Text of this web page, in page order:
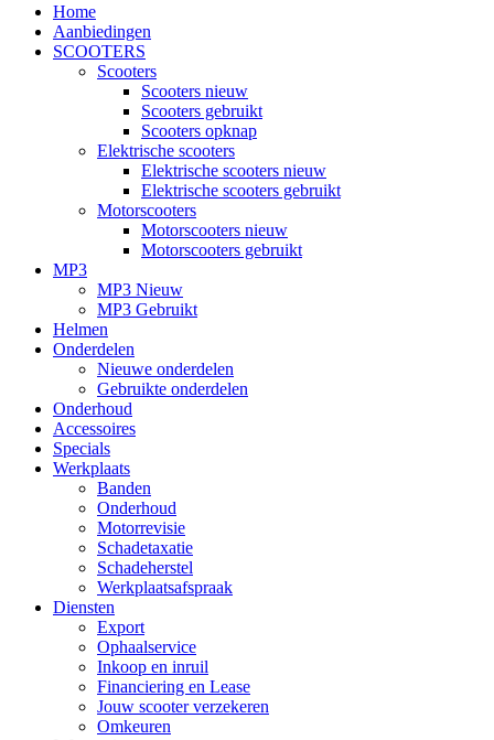
Home
Aanbiedingen
SCOOTERS
Scooters
Scooters nieuw
Scooters gebruikt
Scooters opknap
Elektrische scooters
Elektrische scooters nieuw
Elektrische scooters gebruikt
Motorscooters
Motorscooters nieuw
Motorscooters gebruikt
MP3
MP3 Nieuw
MP3 Gebruikt
Helmen
Onderdelen
Nieuwe onderdelen
Gebruikte onderdelen
Onderhoud
Accessoires
Specials
Werkplaats
Banden
Onderhoud
Motorrevisie
Schadetaxatie
Schadeherstel
Werkplaatsafspraak
Diensten
Export
Ophaalservice
Inkoop en inruil
Financiering en Lease
Jouw scooter verzekeren
Omkeuren